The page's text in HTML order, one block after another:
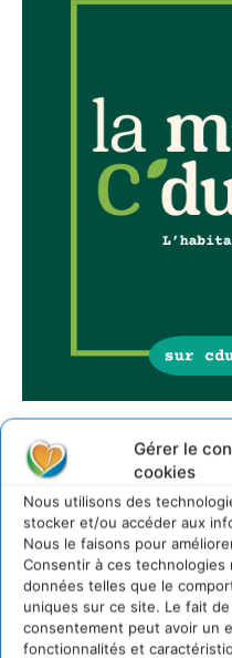
Gérer le
cookies
Nous utilisons des
stocker et/ou accéder aux
Nous le faisons pour
Consentir à ces
données telles que le
uniques sur ce site. Le fait
consentement peut avoir un
fonctionnalités et
Sur
Comment le sol
hydrique et déréglé
2 août 2026
Développer notre
non humaines avec les